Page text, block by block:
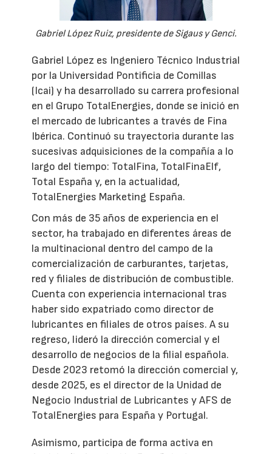
Gabriel López Ruiz, presidente de Sigaus y Genci.
Gabriel López es Ingeniero Técnico Industrial
por la Universidad Pontificia de Comillas
(Icai) y ha desarrollado su carrera profesional
en el Grupo TotalEnergies, donde se inició en
el mercado de lubricantes a través de Fina
Ibérica. Continuó su trayectoria durante las
sucesivas adquisiciones de la compañía a lo
largo del tiempo: TotalFina, TotalFinaElf,
Total España y, en la actualidad,
TotalEnergies Marketing España.
Con más de 35 años de experiencia en el
sector, ha trabajado en diferentes áreas de
la multinacional dentro del campo de la
comercialización de carburantes, tarjetas,
red y filiales de distribución de combustible.
Cuenta con experiencia internacional tras
haber sido expatriado como director de
lubricantes en filiales de otros países. A su
regreso, lideró la dirección comercial y el
desarrollo de negocios de la filial española.
Desde 2023 retomó la dirección comercial y,
desde 2025, es el director de la Unidad de
Negocio Industrial de Lubricantes y AFS de
TotalEnergies para España y Portugal.
Asimismo, participa de forma activa en